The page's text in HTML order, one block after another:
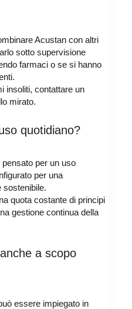
Acustan con altri
sotto supervisione
farmaci o se si hanno
insoliti, contattare un
mirato.
quotidiano?
per un uso
per una
sostenibile.
quota costante di principi
gestione continua della
a scopo
essere impiegato in